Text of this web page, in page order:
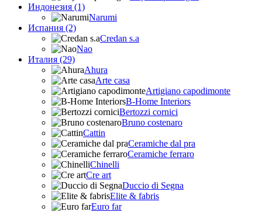
Индонезия (1)
Narumi
Испания (2)
Credan s.a
Nao
Италия (29)
Ahura
Arte casa
Artigiano capodimonte
B-Home Interiors
Bertozzi cornici
Bruno costenaro
Cattin
Ceramiche dal pra
Ceramiche ferraro
Chinelli
Cre art
Duccio di Segna
Elite & fabris
Euro far